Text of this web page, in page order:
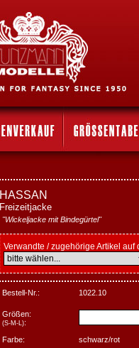
HASSAN
Freizeitjacke
"Wickeljacke mit Bindegürtel"
Verwandte / zugehörige Artikel auf
Bestell-Nr.: 1022.10
Größen:
(S-M-L):
Farbe:
schwarz/rot